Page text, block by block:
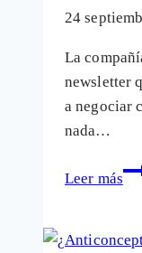
24
La
newsletter
a negociar
nada…
Leer más